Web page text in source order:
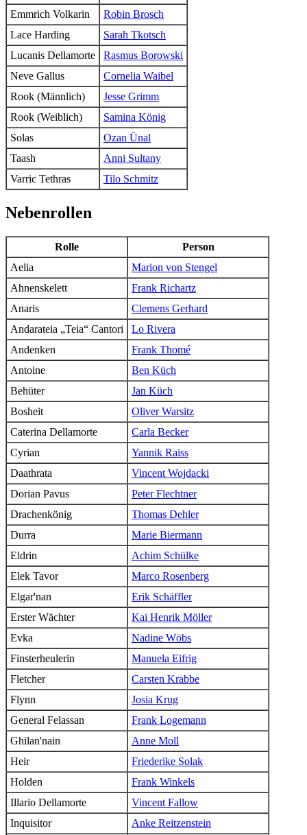
Emmrich Volkarin
Robin Brosch
Lace Harding
Sarah Tkotsch
Lucanis Dellamorte
Rasmus Borowski
Neve Gallus
Cornelia Waibel
Rook (Männlich)
Jesse Grimm
Rook (Weiblich)
Samina König
Solas
Ozan Ünal
Taash
Anni Sultany
Varric Tethras
Tilo Schmitz
Nebenrollen
Rolle
Person
Aelia
Marion von Stengel
Ahnenskelett
Frank Richartz
Anaris
Clemens Gerhard
Andarateia „Teia“ Cantori
Lo Rivera
Andenken
Frank Thomé
Antoine
Ben Küch
Behüter
Jan Küch
Bosheit
Oliver Warsitz
Caterina Dellamorte
Carla Becker
Cyrian
Yannik Raiss
Daathrata
Vincent Wojdacki
Dorian Pavus
Peter Flechtner
Drachenkönig
Thomas Dehler
Durra
Marie Biermann
Eldrin
Achim Schülke
Elek Tavor
Marco Rosenberg
Elgar'nan
Erik Schäffler
Erster Wächter
Kai Henrik Möller
Evka
Nadine Wöbs
Finsterheulerin
Manuela Eifrig
Fletcher
Carsten Krabbe
Flynn
Josia Krug
General Felassan
Frank Logemann
Ghilan'nain
Anne Moll
Heir
Friederike Solak
Holden
Frank Winkels
Illario Dellamorte
Vincent Fallow
Inquisitor
Anke Reitzenstein